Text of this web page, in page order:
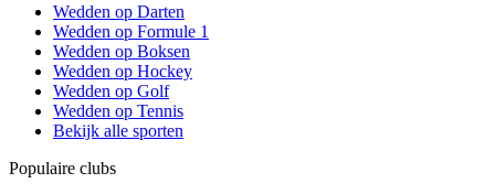
Wedden op Darten
Wedden op Formule 1
Wedden op Boksen
Wedden op Hockey
Wedden op Golf
Wedden op Tennis
Bekijk alle sporten
Populaire clubs